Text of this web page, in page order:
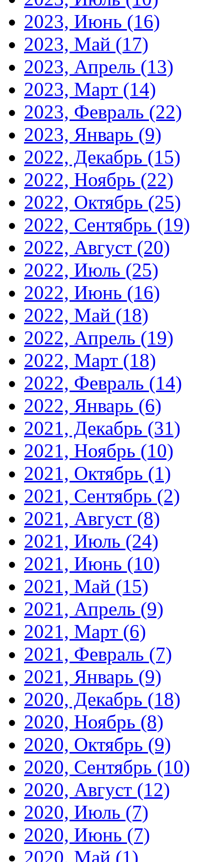
2023, Июнь (16)
2023, Май (17)
2023, Апрель (13)
2023, Март (14)
2023, Февраль (22)
2023, Январь (9)
2022, Декабрь (15)
2022, Ноябрь (22)
2022, Октябрь (25)
2022, Сентябрь (19)
2022, Август (20)
2022, Июль (25)
2022, Июнь (16)
2022, Май (18)
2022, Апрель (19)
2022, Март (18)
2022, Февраль (14)
2022, Январь (6)
2021, Декабрь (31)
2021, Ноябрь (10)
2021, Октябрь (1)
2021, Сентябрь (2)
2021, Август (8)
2021, Июль (24)
2021, Июнь (10)
2021, Май (15)
2021, Апрель (9)
2021, Март (6)
2021, Февраль (7)
2021, Январь (9)
2020, Декабрь (18)
2020, Ноябрь (8)
2020, Октябрь (9)
2020, Сентябрь (10)
2020, Август (12)
2020, Июль (7)
2020, Июнь (7)
2020, Май (1)